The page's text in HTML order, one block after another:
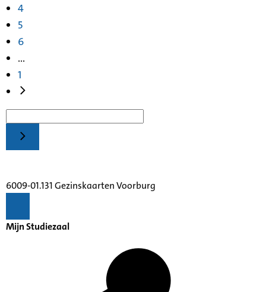
4
5
6
...
1
6009-01.131 Gezinskaarten Voorburg
Mijn Studiezaal